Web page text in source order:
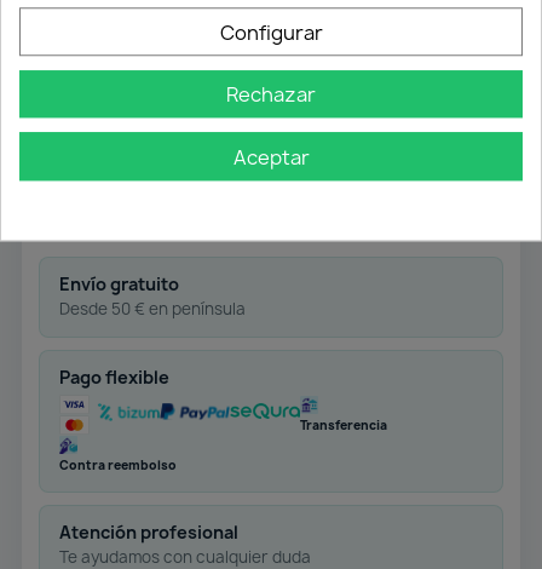
Caño giratorio.
Aireador anti-calcáreo.
Conexiones flexibles 3/8” 360 mm
Acabado: Cromo Brillo
Envío gratuito
Desde 50 € en península
Pago flexible
Transferencia
Contra reembolso
Atención profesional
Te ayudamos con cualquier duda
Configurar
Rechazar
Aceptar